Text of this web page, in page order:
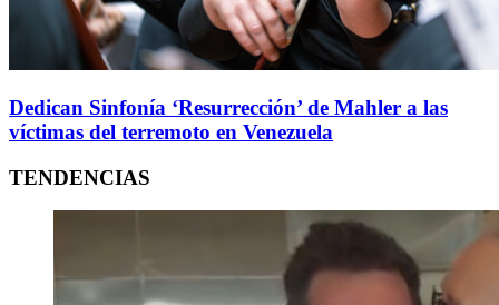
Dedican Sinfonía ‘Resurrección’ de Mahler a las
víctimas del terremoto en Venezuela
TENDENCIAS